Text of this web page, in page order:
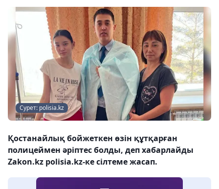
Сурет: polisia.kz
Қостанайлық бойжеткен өзін құтқарған
полицеймен әріптес болды, деп хабарлайды
Zakon.kz polisia.kz-ке сілтеме жасап.